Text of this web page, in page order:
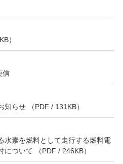
）
信
らせ （PDF / 131KB）
水素を燃料として走行する燃料電
ついて （PDF / 246KB）